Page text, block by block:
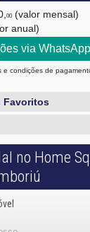
00 (valor mensal)
anual)
via WhatsApp
e condições de
Favoritos
no Home